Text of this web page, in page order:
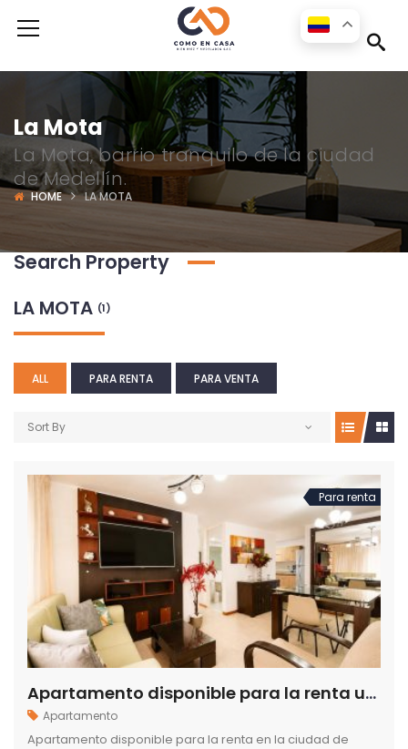
La Mota
La Mota, barrio tranquilo de la ciudad
de Medellín.
HOME LA MOTA
Search Property
LA MOTA (1)
ALL PARA RENTA PARA VENTA
Sort By
Para renta
Apartamento disponible para la renta ubicado en el sector de La Mota en Medellín
Apartamento
Apartamento disponible para la renta en la ciudad de